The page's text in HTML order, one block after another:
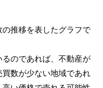
推移を表したグラフで
のであれば、不動産が
数が少ない地域であれ